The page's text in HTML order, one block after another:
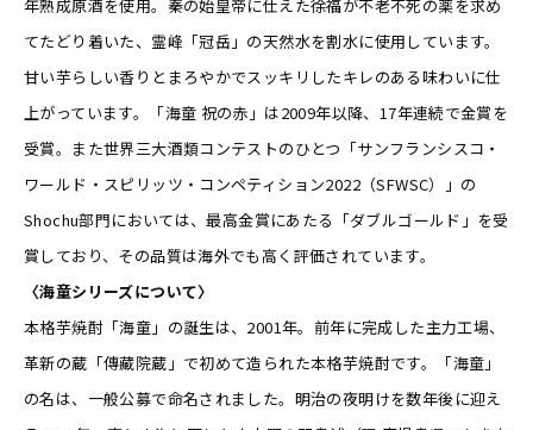
年熟成原酒を使用。秦の始皇帝に仕えた徐福が不老不死の薬を求め
てたどり着いた、霊峰「冠岳」の天然水を割水に使用しています。
甘い芋らしい香りとまろやかでスッキリしたキレのある味わいに仕
上がっています。「海童 祝の赤」は2009年以降、17年連続で金賞を
受賞。また世界三大酒類コンテストのひとつ「サンフランシスコ・
ワールド・スピリッツ・コンペティション2022（SFWSC）」の
Shochu部門においては、最高金賞にあたる「ダブルゴールド」を受
賞しており、その品質は海外でも高く評価されています。
〈海童シリーズについて〉
本格芋焼酎「海童」の誕生は、2001年。前年に完成した主力工場、
革新の蔵「傳藏院蔵」で初めて造られた本格芋焼酎です。「海童」
の名は、一般公募で命名されました。明治の夜明けを数年後に迎え